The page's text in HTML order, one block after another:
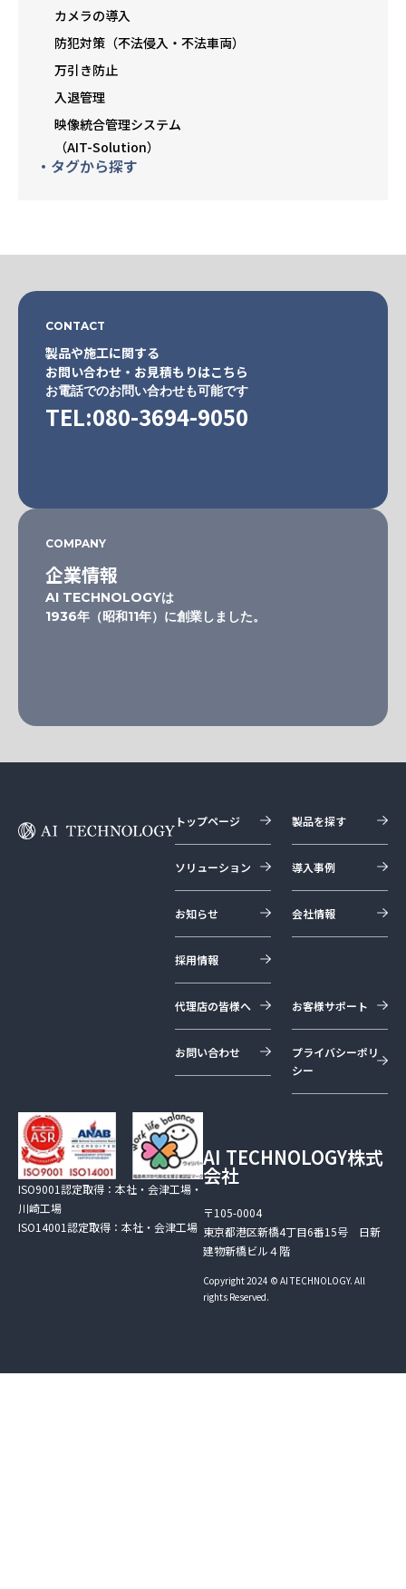
カメラの導入
防犯対策（不法侵入・不法車両）
万引き防止
入退管理
映像統合管理システム
（AIT-Solution）
・タグから探す
CONTACT
製品や施工に関する
お問い合わせ・お見積もりはこちら
お電話でのお問い合わせも可能です
TEL:080-3694-9050
COMPANY
企業情報
AI TECHNOLOGYは
1936年（昭和11年）に創業しました。
トップページ 製品を探す
ソリューション 導入事例
お知らせ 会社情報
採用情報
代理店の皆様へ お客様サポート
お問い合わせ
プライバシーポリ
シー
AI TECHNOLOGY株式
会社
〒105-0004
東京都港区新橋4丁目6番15号 日新
建物新橋ビル４階
Copyright 2024 © AI TECHNOLOGY. All
rights Reserved.
ISO9001認定取得：本社・会津工場・
川崎工場
ISO14001認定取得：本社・会津工場